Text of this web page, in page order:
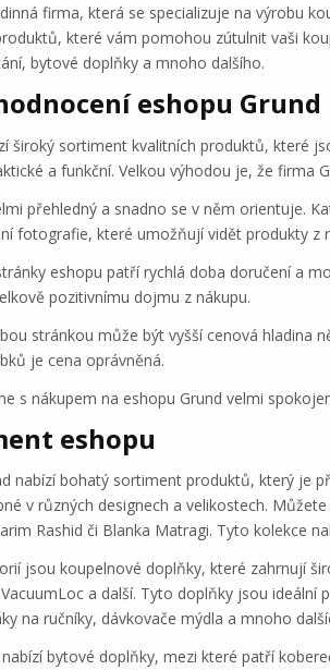
firma, která se specializuje na výrobu
které vám pomohou zútulnit vaši
bytové doplňky a mnoho dalšího.
eshopu Grund
široký sortiment kvalitních produktů, které
a funkční. Velkou výhodou je, že
přehledný a snadno se v něm orientuje.
fotografie, které umožňují vidět produkty z
eshopu patří rychlá doba doručení a
pozitivnímu dojmu z nákupu.
stránkou může být vyšší cenová hladina
je cena oprávněná.
s nákupem na eshopu Grund velmi
eshopu
nabízí bohatý sortiment produktů, který je
v různých designech a velikostech.
Rashid či Blanka Matragi. Tyto kolekce
jsou koupelnové doplňky, které zahrnují
a další. Tyto doplňky jsou
na ručníky, dávkovače mýdla a mnoho
nabízí bytové doplňky, mezi které patří